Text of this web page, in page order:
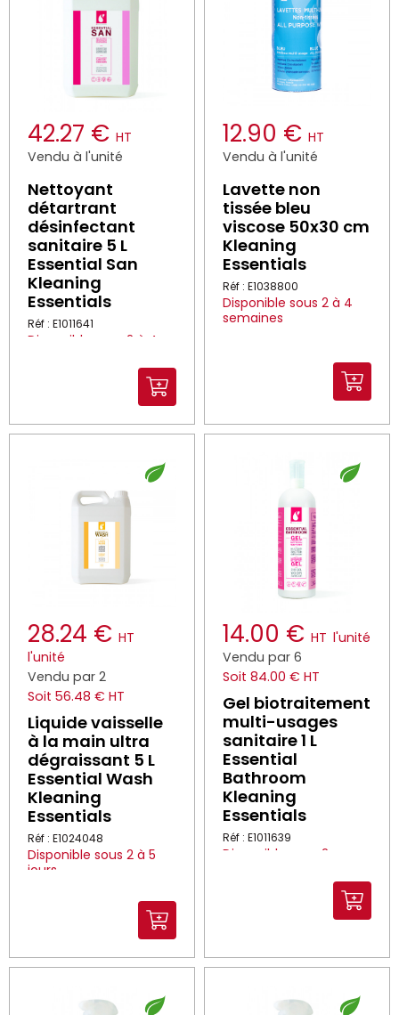
42.27 € HT
Vendu à l'unité
Nettoyant
détartrant
désinfectant
sanitaire 5 L
Essential San
Kleaning
Essentials
Réf : E1011641
Disponible sous 2 à 4
12.90 € HT
Vendu à l'unité
Lavette non
tissée bleu
viscose 50x30 cm
Kleaning
Essentials
Réf : E1038800
Disponible sous 2 à 4
semaines
28.24 € HT
l'unité
Vendu par 2
Soit 56.48 € HT
Liquide vaisselle
à la main ultra
dégraissant 5 L
Essential Wash
Kleaning
Essentials
Réf : E1024048
Disponible sous 2 à 5
jours
14.00 € HT l'unité
Vendu par 6
Soit 84.00 € HT
Gel biotraitement
multi-usages
sanitaire 1 L
Essential
Bathroom
Kleaning
Essentials
Réf : E1011639
Disponible sous 2
*Dans la limite des stocks